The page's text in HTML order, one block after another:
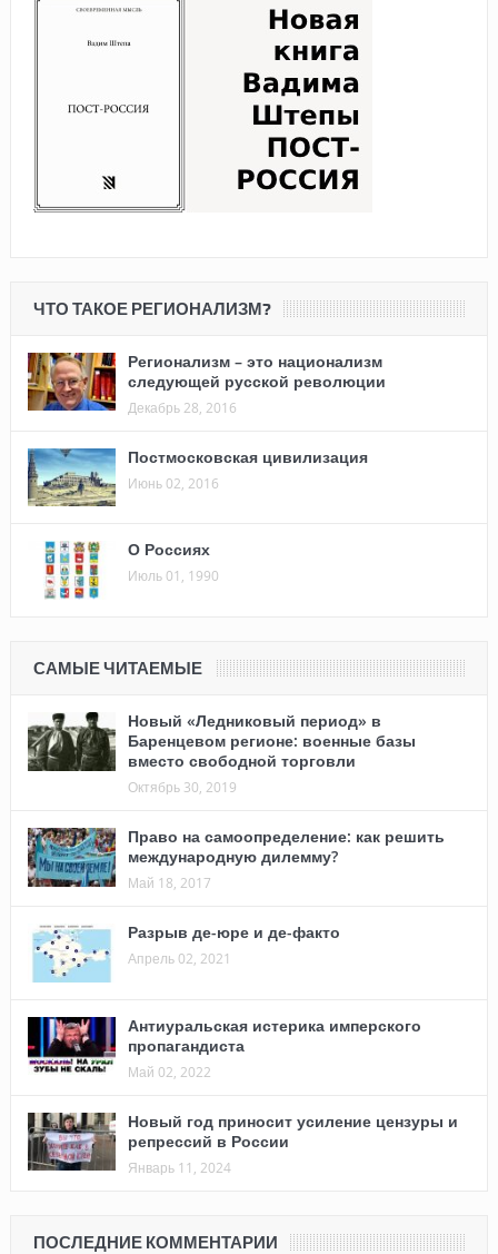
ЧТО ТАКОЕ РЕГИОНАЛИЗМ?
Регионализм – это национализм
следующей русской революции
Декабрь 28, 2016
Постмосковская цивилизация
Июнь 02, 2016
О Россиях
Июль 01, 1990
САМЫЕ ЧИТАЕМЫЕ
Новый «Ледниковый период» в
Баренцевом регионе: военные базы
вместо свободной торговли
Октябрь 30, 2019
Право на самоопределение: как решить
международную дилемму?
Май 18, 2017
Разрыв де-юре и де-факто
Апрель 02, 2021
Антиуральская истерика имперского
пропагандиста
Май 02, 2022
Новый год приносит усиление цензуры и
репрессий в России
Январь 11, 2024
ПОСЛЕДНИЕ КОММЕНТАРИИ